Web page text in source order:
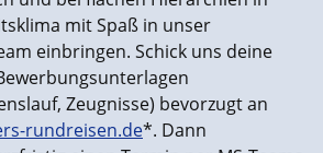
mit Spaß in unser
einbringen. Schick uns deine
Zeugnisse) bevorzugt an
rundreisen.de*. Dann